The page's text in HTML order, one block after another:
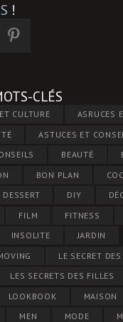
!
CLÉS
CULTURE
ASRUCES
ASTUCES ET
BEAUTÉ
BON PLAN
DESSERT DIY
FILM FITNESS
INSOLITE
JARDIN
LE SECRET
LES SECRETS DES FILLES
LOOKBOOK MAISON
MEN MODE